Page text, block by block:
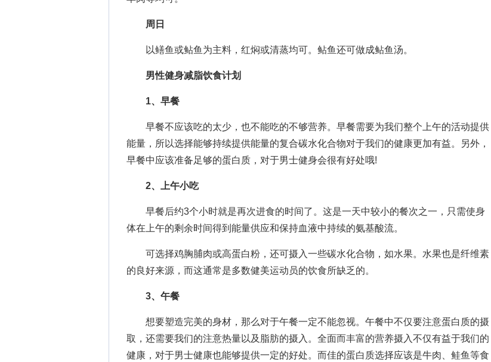
周日
以鳝鱼或鲇鱼为主料，红焖或清蒸均可。鲇鱼还可做成鲇鱼汤。
男性健身减脂饮食计划
1、早餐
早餐不应该吃的太少，也不能吃的不够营养。早餐需要为我们整个上午的活动提供
能量，所以选择能够持续提供能量的复合碳水化合物对于我们的健康更加有益。另外，
早餐中应该准备足够的蛋白质，对于男士健身会很有好处哦!
2、上午小吃
早餐后约3个小时就是再次进食的时间了。这是一天中较小的餐次之一，只需使身
体在上午的剩余时间得到能量供应和保持血液中持续的氨基酸流。
可选择鸡胸脯肉或高蛋白粉，还可摄入一些碳水化合物，如水果。水果也是纤维素
的良好来源，而这通常是多数健美运动员的饮食所缺乏的。
3、午餐
想要塑造完美的身材，那么对于午餐一定不能忽视。午餐中不仅要注意蛋白质的摄
取，还需要我们的注意热量以及脂肪的摄入。全面而丰富的营养摄入不仅有益于我们的
健康，对于男士健康也能够提供一定的好处。而佳的蛋白质选择应该是牛肉、鲑鱼等食